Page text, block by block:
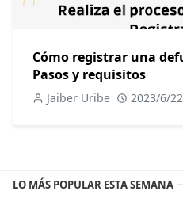
Cómo registrar una
Pasos y requisitos
Jaiber Uribe 2023/6/22
LO MÁS POPULAR ESTA SEMANA